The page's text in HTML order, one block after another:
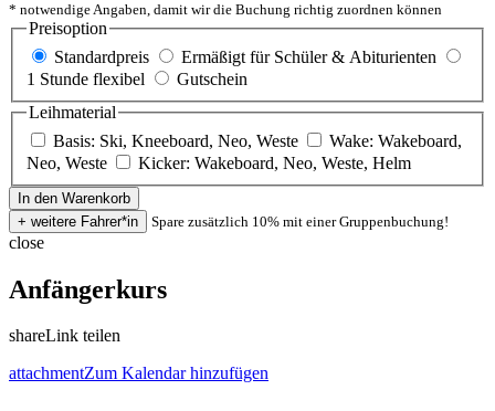
* notwendige Angaben, damit wir die Buchung richtig zuordnen können
Preisoption
Standardpreis
Ermäßigt für Schüler & Abiturienten
1 Stunde flexibel
Gutschein
Leihmaterial
Basis: Ski, Kneeboard, Neo, Weste
Wake: Wakeboard,
Neo, Weste
Kicker: Wakeboard, Neo, Weste, Helm
Spare zusätzlich 10% mit einer Gruppenbuchung!
close
Anfängerkurs
shareLink teilen
attachmentZum Kalendar hinzufügen